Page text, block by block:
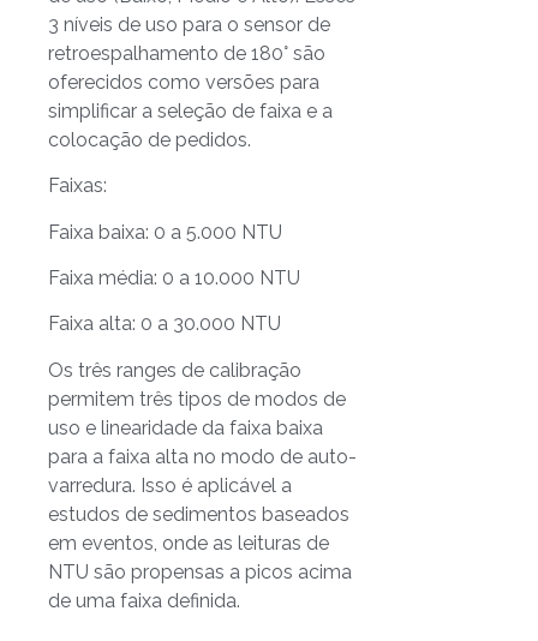
3 níveis de uso para o sensor de
retroespalhamento de 180° são
oferecidos como versões para
simplificar a seleção de faixa e a
colocação de pedidos.
Faixas:
Faixa baixa: 0 a 5.000 NTU
Faixa média: 0 a 10.000 NTU
Faixa alta: 0 a 30.000 NTU
Os três ranges de calibração
permitem três tipos de modos de
uso e linearidade da faixa baixa
para a faixa alta no modo de auto-
varredura. Isso é aplicável a
estudos de sedimentos baseados
em eventos, onde as leituras de
NTU são propensas a picos acima
de uma faixa definida.